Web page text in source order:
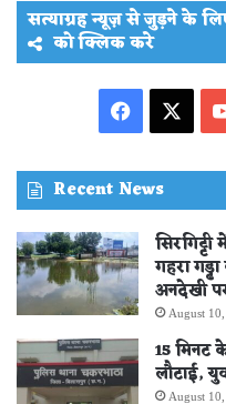
सत्याग्रह न्यूज़ से जुड़ने के
को क्लिक करे
Facebook
Recent News
गहरा
अनदेखी पर
August
15 मिनट
लौटाई,
August